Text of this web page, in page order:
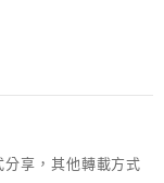
享，其他轉載方式